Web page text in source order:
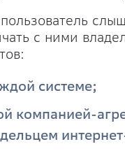
с ними
системе;
компанией-